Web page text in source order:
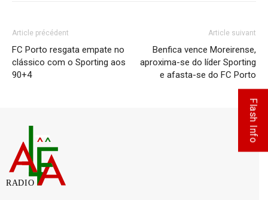
Article précédent
FC Porto resgata empate no
clássico com o Sporting aos
90+4
Article suivant
Benfica vence Moreirense,
aproxima-se do líder Sporting
e afasta-se do FC Porto
RADIO
Flash Info